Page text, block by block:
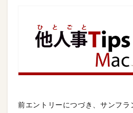
前エントリーにつづき、サンフラ